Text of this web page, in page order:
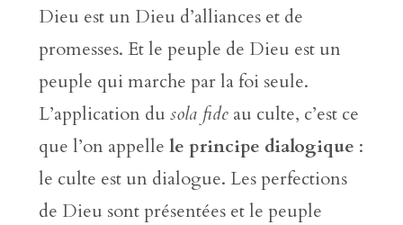
Dieu est un Dieu d’alliances et de
promesses. Et le peuple de Dieu est un
peuple qui marche par la foi seule.
L’application du sola fideau culte, c’est ce
que l’on appelle le principe dialogique :
le culte est un dialogue. Les perfections
de Dieu sont présentées et le peuple